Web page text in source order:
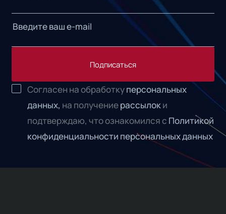
Подписаться
Согласен на обработкуперсональных
данных, на получениерассылоки
подтверждаю, что ознакомился с Политикой
конфиденциальности персональных данных